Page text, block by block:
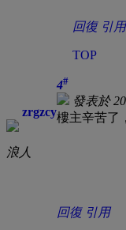
回復 引用
TOP
zrgzcy
浪人
4#
發表於
樓主辛苦了
回復 引用